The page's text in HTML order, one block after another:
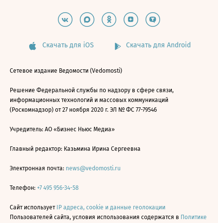
Скачать для iOS Скачать для Android
Сетевое издание Ведомости (Vedomosti)
Решение Федеральной службы по надзору в сфере связи,
информационных технологий и массовых коммуникаций
(Роскомнадзор) от 27 ноября 2020 г. ЭЛ № ФС 77-79546
Учредитель: АО «Бизнес Ньюс Медиа»
Главный редактор: Казьмина Ирина Сергеевна
Электронная почта: news@vedomosti.ru
Телефон: +7 495 956-34-58
Сайт использует IP адреса, cookie и данные геолокации
Пользователей сайта, условия использования содержатся в Политике